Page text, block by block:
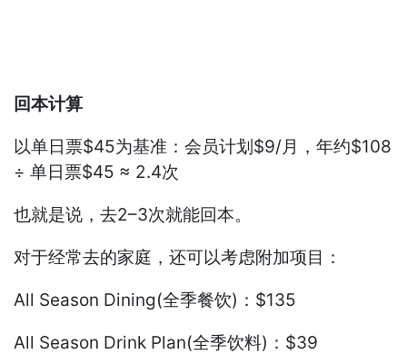
回本计算
以单日票$45为基准：会员计划$9/月，年约$108
÷ 单日票$45 ≈ 2.4次
也就是说，去2–3次就能回本。
对于经常去的家庭，还可以考虑附加项目：
All Season Dining(全季餐饮)：$135
All Season Drink Plan(全季饮料)：$39